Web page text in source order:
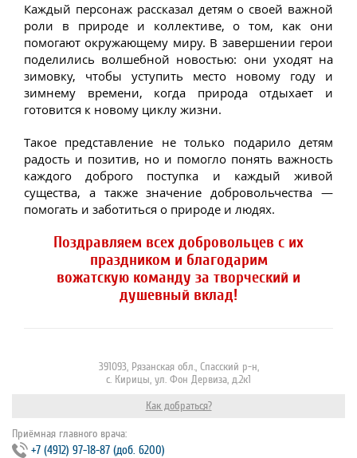
Каждый персонаж рассказал детям о своей важной
роли в природе и коллективе, о том, как они
помогают окружающему миру. В завершении герои
поделились волшебной новостью: они уходят на
зимовку, чтобы уступить место новому году и
зимнему времени, когда природа отдыхает и
готовится к новому циклу жизни.
Такое представление не только подарило детям
радость и позитив, но и помогло понять важность
каждого доброго поступка и каждый живой
существа, а также значение добровольчества —
помогать и заботиться о природе и людях.
Поздравляем всех добровольцев с их
праздником и благодарим
вожатскую команду за творческий и
душевный вклад!
391093, Рязанская обл., Спасский р-н,
с. Кирицы, ул. Фон Дервиза, д.2к1
Как добраться?
Приёмная главного врача:
+7 (4912) 97‐18‐87 (доб. 6200)